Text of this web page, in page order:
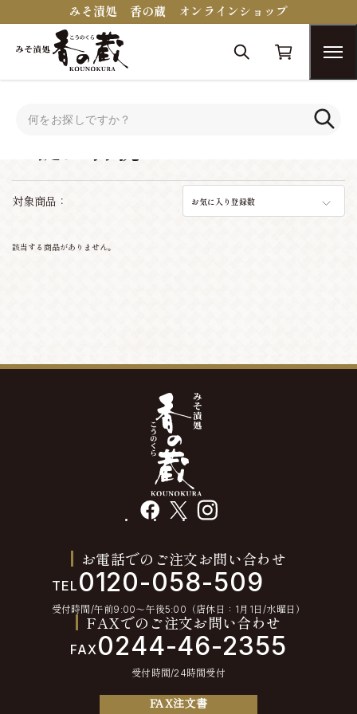
みそ漬処 香の蔵 オンラインショップ
対象商品： お気に入り登録数
該当する商品がありません。
facebook instagram
お電話でのご注文お問い合わせ
TEL 0120-058-509
受付時間/午前9:00〜午後5:00（店休日：1月1日/水曜日）
FAXでのご注文お問い合わせ
FAX0244-46-2355
受付時間/24時間受付
FAX注文書